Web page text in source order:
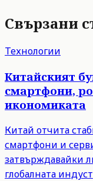
Свързани
Технологии
Китайският
смартфони,
икономиката
Китай отчита
смартфони и
затвърждавайки
глобалната